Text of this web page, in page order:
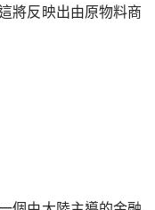
將反映出由原物料商